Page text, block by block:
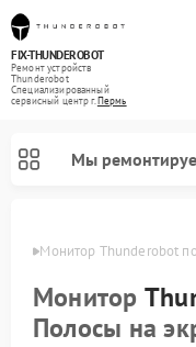
FIX-THUNDEROBOT
Ремонт устройств
Thunderobot
Специализированный
cервисный центр г.Пермь
Мы
Монитор Thunderobot
Монитор
Полосы на